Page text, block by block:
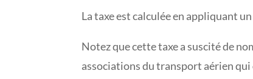
La taxe est calculée en appliquant
Notez que cette taxe a suscité de
associations du transport aérien qui